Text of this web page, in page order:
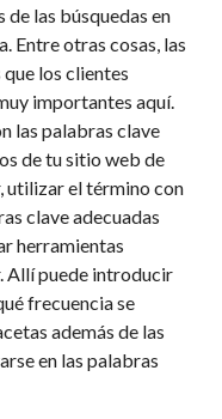
las búsquedas en
Entre otras cosas, las
los clientes
importantes aquí.
las palabras clave
de tu sitio web de
utilizar el término con
clave adecuadas
herramientas
Allí puede introducir
frecuencia se
además de las
en las palabras